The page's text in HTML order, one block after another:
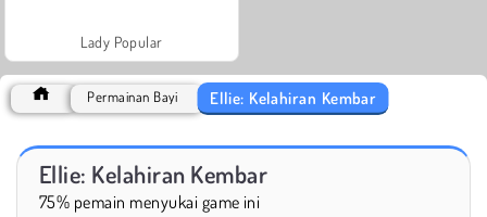
Lady Popular
Permainan Bayi Ellie: Kelahiran Kembar
Ellie: Kelahiran Kembar
75% pemain menyukai game ini